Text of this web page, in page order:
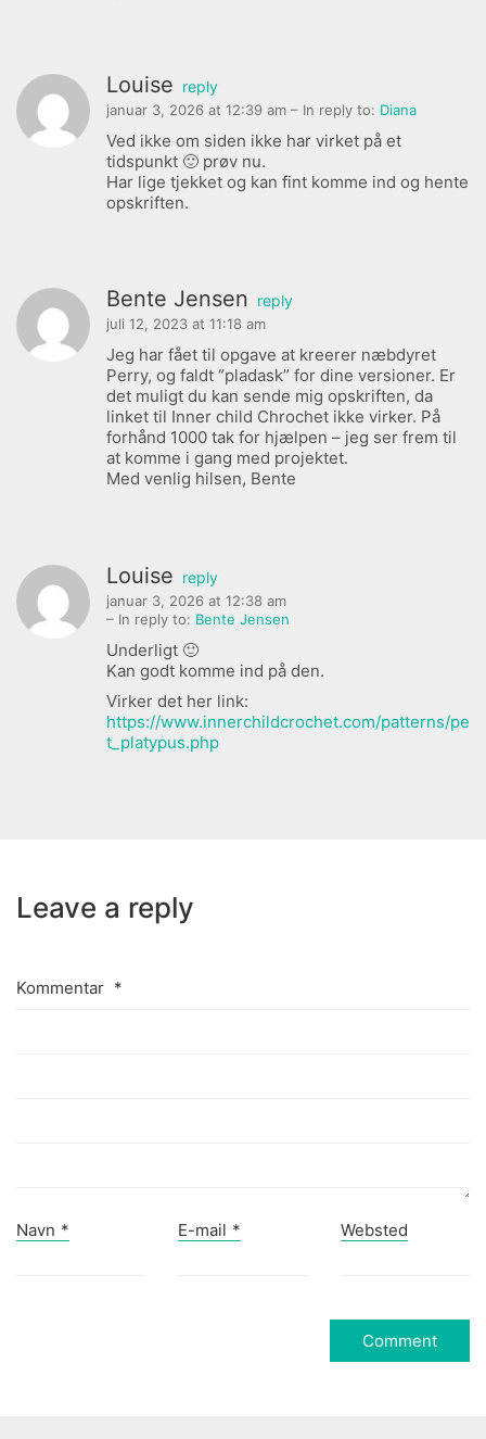
Louise reply
januar 3, 2026 at 12:39 am – In reply to: Diana
Ved ikke om siden ikke har virket på et
tidspunkt 🙂 prøv nu.
Har lige tjekket og kan fint komme ind og hente
opskriften.
Bente Jensen reply
juli 12, 2023 at 11:18 am
Jeg har fået til opgave at kreerer næbdyret
Perry, og faldt “pladask” for dine versioner. Er
det muligt du kan sende mig opskriften, da
linket til Inner child Chrochet ikke virker. På
forhånd 1000 tak for hjælpen – jeg ser frem til
at komme i gang med projektet.
Med venlig hilsen, Bente
Louise reply
januar 3, 2026 at 12:38 am
– In reply to: Bente Jensen
Underligt 🙂
Kan godt komme ind på den.
Virker det her link:
https://www.innerchildcrochet.com/patterns/pe
t_platypus.php
Leave a reply
Kommentar *
Navn * E-mail * Websted